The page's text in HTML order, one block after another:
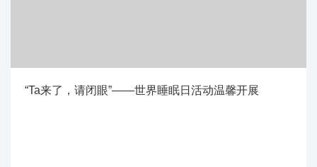
“Ta来了，请闭眼”——世界睡眠日活动温馨开展